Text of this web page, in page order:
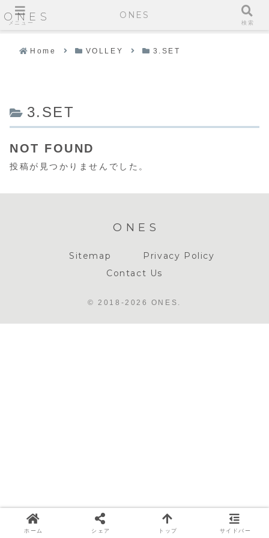
ONES
Home VOLLEY 3.SET
3.SET
NOT FOUND
投稿が見つかりませんでした。
ONES
Sitemap
Privacy Policy
Contact Us
© 2018-2026 ONES.
メニュー
ONES
検索
ホーム シェア トップ サイドバー